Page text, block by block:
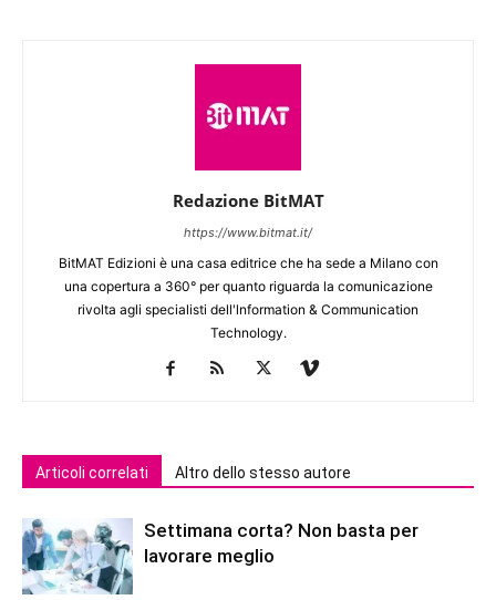
Redazione BitMAT
https://www.bitmat.it/
BitMAT Edizioni è una casa editrice che ha sede a Milano con
una copertura a 360° per quanto riguarda la comunicazione
rivolta agli specialisti dell'lnformation & Communication
Technology.
Articoli correlati Altro dello stesso autore
Settimana corta? Non basta per
lavorare meglio